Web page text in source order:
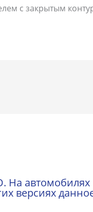
с закрытым
На автомобилях
версиях